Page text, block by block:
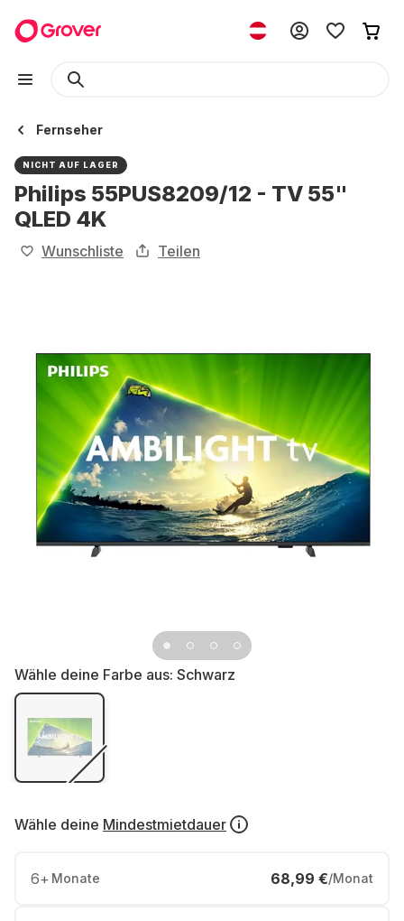
Fernseher
NICHT AUF LAGER
Philips 55PUS8209/12 - TV 55"
QLED 4K
Wunschliste Teilen
Wähle deine Farbe aus: Schwarz
Wähle deine Mindestmietdauer
6+ Monate 68,99 €/Monat